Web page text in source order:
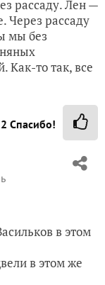
рассаду. Лен —
Через рассаду
мы без
Как-то так, все
2 Спасибо!
в этом
в этом же